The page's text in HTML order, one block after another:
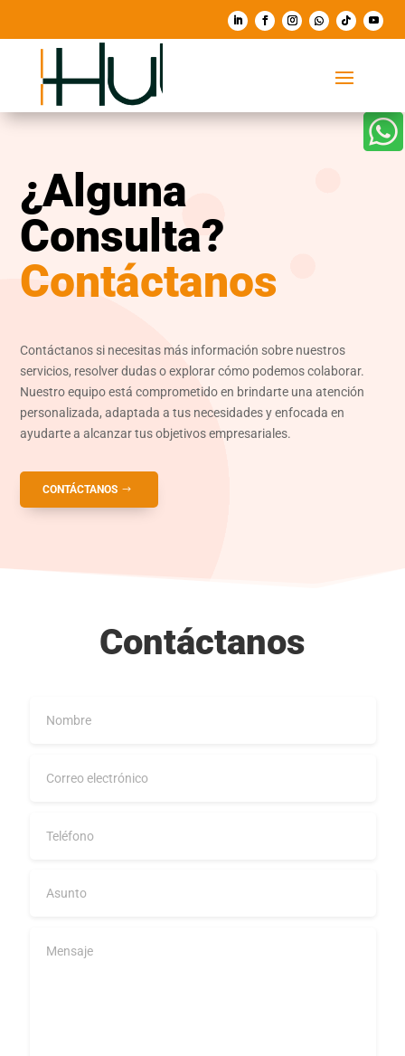
¿Alguna
Consulta?
Contáctanos
Contáctanos si necesitas más información sobre nuestros
servicios, resolver dudas o explorar cómo podemos colaborar.
Nuestro equipo está comprometido en brindarte una atención
personalizada, adaptada a tus necesidades y enfocada en
ayudarte a alcanzar tus objetivos empresariales.
CONTÁCTANOS
Contáctanos
